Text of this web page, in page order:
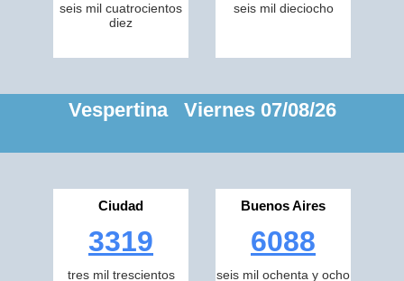
seis mil cuatrocientos
diez
seis mil dieciocho
Vespertina Viernes 07/08/26
Ciudad
3319
tres mil trescientos
Buenos Aires
6088
seis mil ochenta y ocho